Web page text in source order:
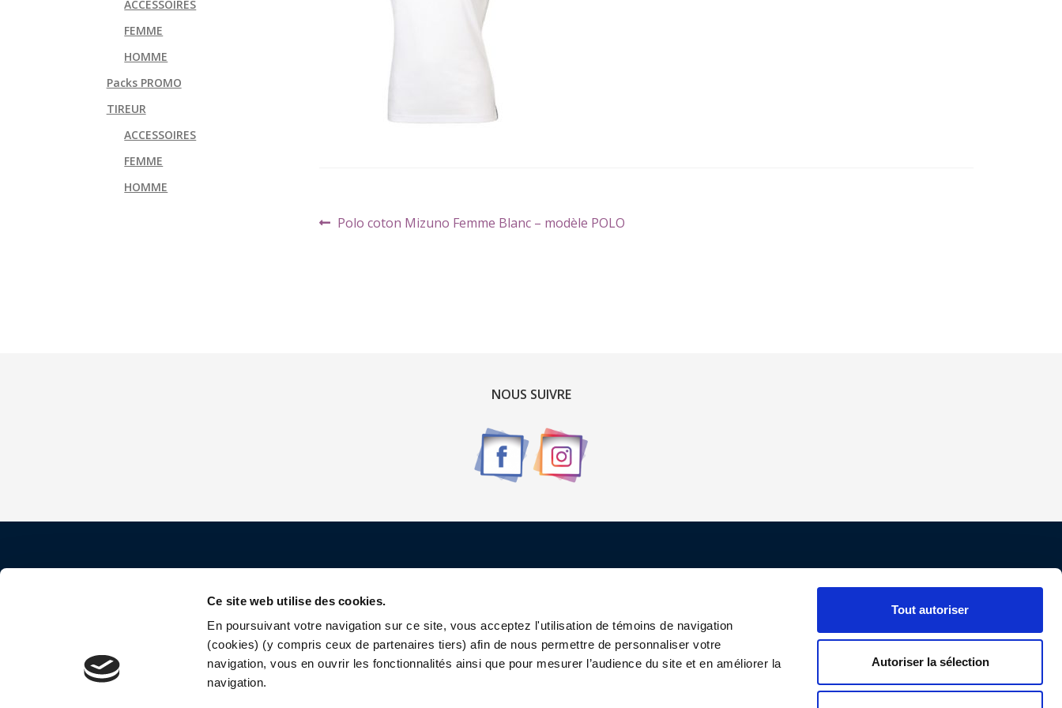
Ce site web utilise des cookies.
En poursuivant votre navigation sur ce site, vous acceptez l'utilisation de témoins de navigation
(cookies) (y compris ceux de partenaires tiers) afin de nous permettre de personnaliser votre
navigation, vous en ouvrir les fonctionnalités ainsi que pour mesurer l’audience du site et en améliorer la
navigation.
Tout autoriser
Autoriser la sélection
Navigation
Article
Polo coton Mizuno Femme Blanc – modèle POLO
ACCESSOIRES
FEMME
HOMME
Packs PROMO
TIREUR
ACCESSOIRES
FEMME
HOMME
NOUS SUIVRE
40 rue Saint Jacques
75005 Paris
01 44 82 52 64
Qui sommes-nous ?
Contactez-nous
Nos conditions
Protection des données personnelles